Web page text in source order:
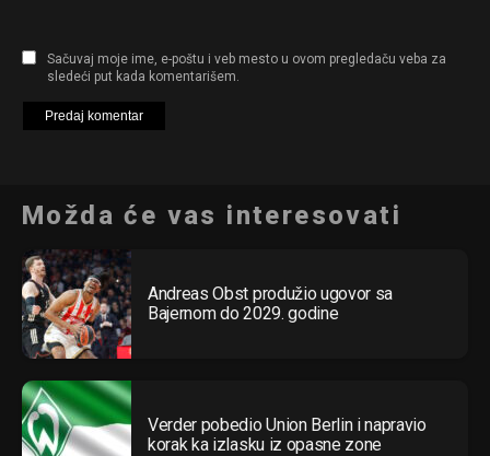
Sačuvaj moje ime, e-poštu i veb mesto u ovom pregledaču veba za
sledeći put kada komentarišem.
Možda će vas interesovati
Andreas Obst produžio ugovor sa
Bajernom do 2029. godine
Verder pobedio Union Berlin i napravio
korak ka izlasku iz opasne zone